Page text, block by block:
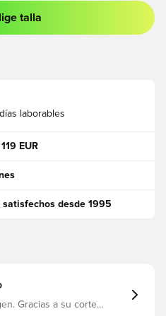
o registrarse como miembro
talla
laborables
EUR
desde 1995
Gracias a su corte